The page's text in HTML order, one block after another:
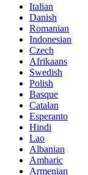
Italian
Danish
Romanian
Indonesian
Czech
Afrikaans
Swedish
Polish
Basque
Catalan
Esperanto
Hindi
Lao
Albanian
Amharic
Armenian